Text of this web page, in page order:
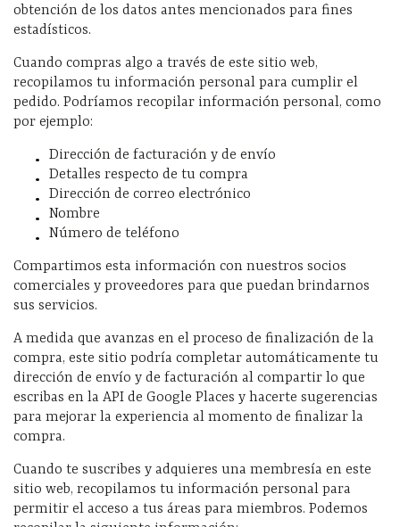
obtención de los datos antes mencionados para fines
estadísticos.
Cuando compras algo a través de este sitio web,
recopilamos tu información personal para cumplir el
pedido. Podríamos recopilar información personal, como
por ejemplo:
Dirección de facturación y de envío
Detalles respecto de tu compra
Dirección de correo electrónico
Nombre
Número de teléfono
Compartimos esta información con nuestros socios
comerciales y proveedores para que puedan brindarnos
sus servicios.
A medida que avanzas en el proceso de finalización de la
compra, este sitio podría completar automáticamente tu
dirección de envío y de facturación al compartir lo que
escribas en la API de Google Places y hacerte sugerencias
para mejorar la experiencia al momento de finalizar la
compra.
Cuando te suscribes y adquieres una membresía en este
sitio web, recopilamos tu información personal para
permitir el acceso a tus áreas para miembros. Podemos